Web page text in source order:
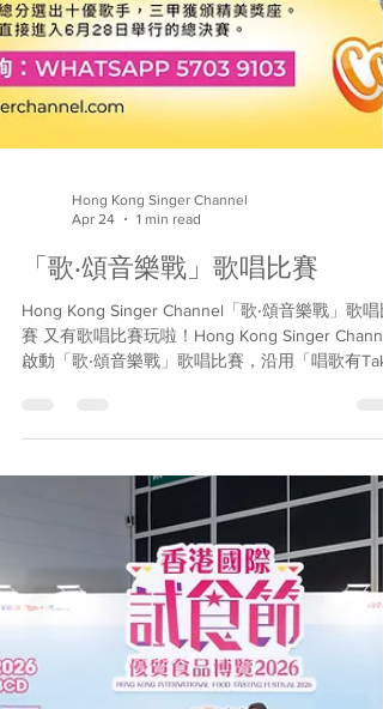
Hong Kong Singer Channel
Hong Kong Singer Channel「歌‧頌音樂戰」歌唱
賽 又有歌唱比賽玩啦！Hong Kong Singer
啟動「歌‧頌音樂戰」歌唱比賽，沿用「唱歌有
Two」的比賽概念，參賽者每一先唱一次，評判即
評分及給予意見，然後再唱，再給一次分，按總分
選出十優歌手，各得證書，三甲獲頒精美獎座。
(註：十優歌手數目或會按是次參賽人數作出調整
冠、亞軍將會直接進入6月28日舉行的總決賽。 第
一回的主題是「我的飲歌」，大家可以選一首你最
拿手的歌曲來比賽，語言不限，任何人士都可參